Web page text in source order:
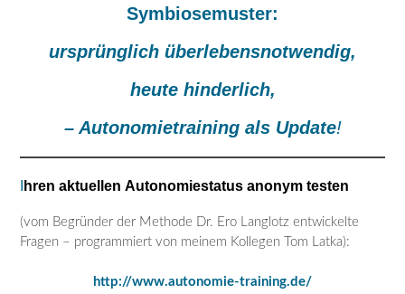
Symbiosemuster:
ursprünglich überlebensnotwendig,
heute hinderlich,
– Autonomietraining als Update!
hren aktuellen Autonomiestatus anonym testen
(vom Begründer der Methode Dr. Ero Langlotz entwickelte
Fragen – programmiert von meinem Kollegen Tom Latka):
http://www.autonomie-training.de/